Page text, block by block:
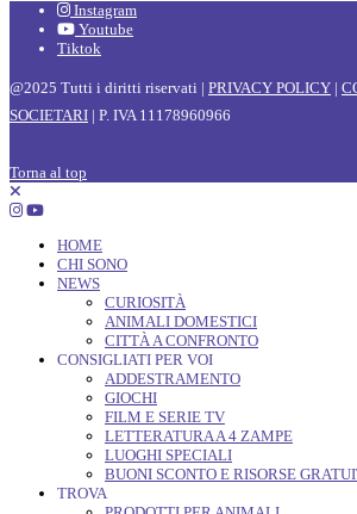
Instagram
Youtube
Tiktok
@2025 Tutti i diritti riservati | PRIVACY POLICY |
SOCIETARI | P. IVA 11178960966
Torna al top
HOME
CHI SONO
NEWS
CURIOSITÀ
ANIMALI DOMESTICI
CITTÀ A CONFRONTO
CONSIGLIATI PER VOI
ADDESTRAMENTO
GIOCHI
FILM E SERIE TV
LETTERATURA A 4 ZAMPE
LUOGHI SPECIALI
BUONI SCONTO E RISORSE
TROVA